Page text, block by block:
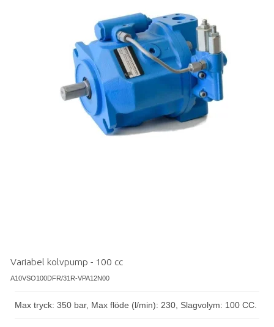
Variabel kolvpump - 100 cc
A10VSO100DFR/31R-VPA12N00
Max tryck: 350 bar, Max flöde (l/min): 230, Slagvolym: 100 CC.